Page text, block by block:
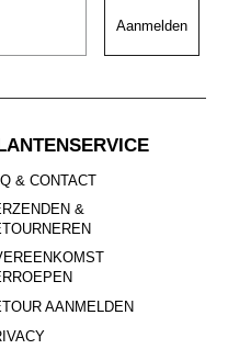
Aanmelden
& CONTACT
&
AANMELDEN